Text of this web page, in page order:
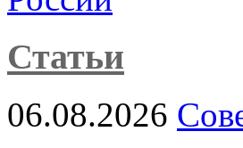
Статьи
06.08.2026